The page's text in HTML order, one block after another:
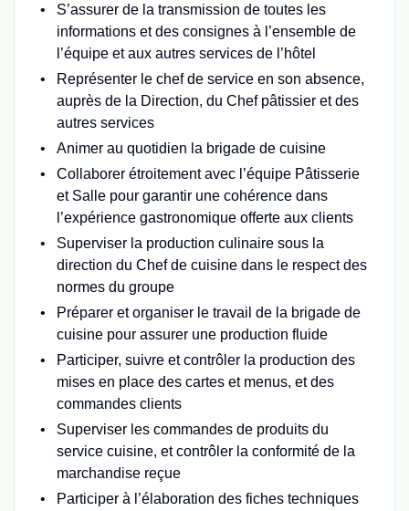
S’assurer de la transmission de toutes les
informations et des consignes à l’ensemble de
l’équipe et aux autres services de l’hôtel
Représenter le chef de service en son absence,
auprès de la Direction, du Chef pâtissier et des
autres services
Animer au quotidien la brigade de cuisine
Collaborer étroitement avec l’équipe Pâtisserie
et Salle pour garantir une cohérence dans
l’expérience gastronomique offerte aux clients
Superviser la production culinaire sous la
direction du Chef de cuisine dans le respect des
normes du groupe
Préparer et organiser le travail de la brigade de
cuisine pour assurer une production fluide
Participer, suivre et contrôler la production des
mises en place des cartes et menus, et des
commandes clients
Superviser les commandes de produits du
service cuisine, et contrôler la conformité de la
marchandise reçue
Participer à l’élaboration des fiches techniques